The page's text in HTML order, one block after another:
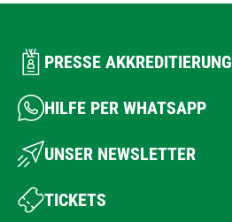
PRESSE AKKREDITIERUNG
HILFE PER WHATSAPP
UNSER NEWSLETTER
TICKETS